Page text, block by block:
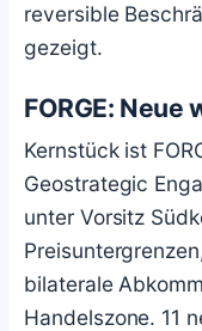
reversible
gezeigt.
FORGE:
Kernstück ist
Geostrategic
unter Vorsitz
bilaterale
Handelszone. 11